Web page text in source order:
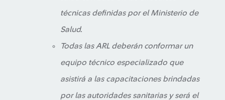
técnicas definidas por el Ministerio de
Salud.
Todas las ARL deberán conformar un
equipo técnico especializado que
asistirá a las capacitaciones brindadas
por las autoridades sanitarias y será el